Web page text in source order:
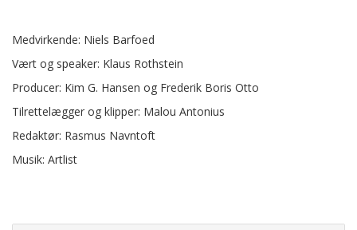
Medvirkende: Niels Barfoed
Vært og speaker: Klaus Rothstein
Producer: Kim G. Hansen og Frederik Boris Otto
Tilrettelægger og klipper: Malou Antonius
Redaktør: Rasmus Navntoft
Musik: Artlist